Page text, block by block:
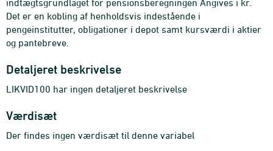
indtægtsgrundlaget for pensionsberegningen Angives i kr.
Det er en kobling af henholdsvis indestående i
pengeinstitutter, obligationer i depot samt kursværdi i aktier
og pantebreve.
Detaljeret beskrivelse
LIKVID100 har ingen detaljeret beskrivelse
Værdisæt
Der findes ingen værdisæt til denne variabel